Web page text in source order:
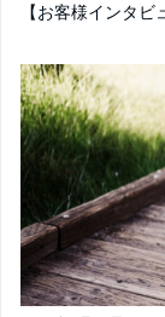
【お客様インタ